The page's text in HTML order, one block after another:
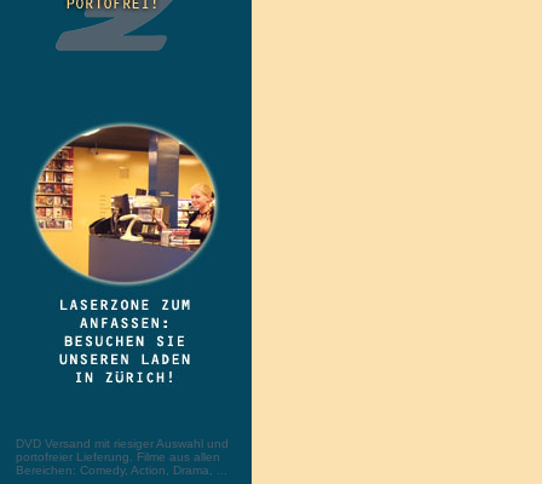
DVD Versand mit riesiger Auswahl und
portofreier Lieferung. Filme aus allen
Bereichen: Comedy, Action, Drama, ...